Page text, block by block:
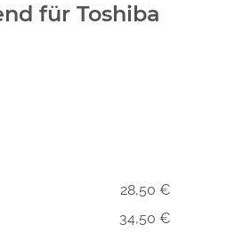
für Toshiba
28,50 €
34,50 €